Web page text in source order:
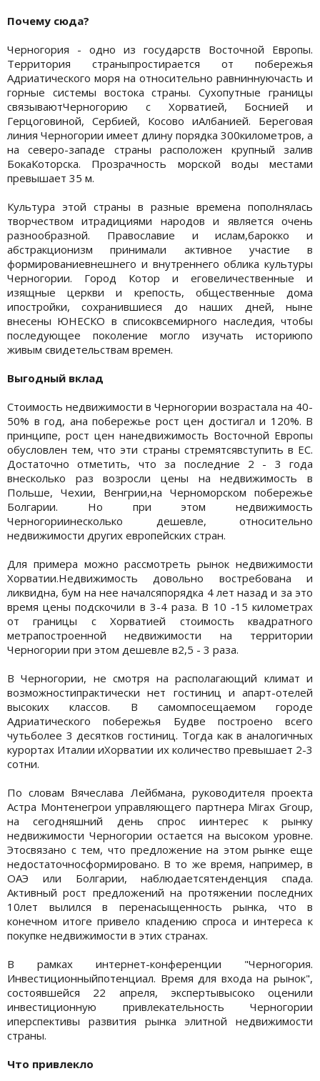
Почему сюда?
Черногория - одно из государств Восточной Европы.
Территория страныпростирается от побережья
Адриатического моря на относительно равниннуючасть и
горные системы востока страны. Сухопутные границы
связываютЧерногорию с Хорватией, Боснией и
Герцоговиной, Сербией, Косово иАлбанией. Береговая
линия Черногории имеет длину порядка 300километров, а
на северо-западе страны расположен крупный залив
БокаКоторска. Прозрачность морской воды местами
превышает 35 м.
Культура этой страны в разные времена пополнялась
творчеством итрадициями народов и является очень
разнообразной. Православие и ислам,барокко и
абстракционизм принимали активное участие в
формированиевнешнего и внутреннего облика культуры
Черногории. Город Котор и еговеличественные и
изящные церкви и крепость, общественные дома
ипостройки, сохранившиеся до наших дней, ныне
внесены ЮНЕСКО в списоквсемирного наследия, чтобы
последующее поколение могло изучать историюпо
живым свидетельствам времен.
Выгодный вклад
Стоимость недвижимости в Черногории возрастала на 40-
50% в год, ана побережье рост цен достигал и 120%. В
принципе, рост цен нанедвижимость Восточной Европы
обусловлен тем, что эти страны стремятсявступить в ЕС.
Достаточно отметить, что за последние 2 - 3 года
внесколько раз возросли цены на недвижимость в
Польше, Чехии, Венгрии,на Черноморском побережье
Болгарии. Но при этом недвижимость
Черногориинесколько дешевле, относительно
недвижимости других европейских стран.
Для примера можно рассмотреть рынок недвижимости
Хорватии.Недвижимость довольно востребована и
ликвидна, бум на нее началсяпорядка 4 лет назад и за это
время цены подскочили в 3-4 раза. В 10 -15 километрах
от границы с Хорватией стоимость квадратного
метрапостроенной недвижимости на территории
Черногории при этом дешевле в2,5 - 3 раза.
В Черногории, не смотря на располагающий климат и
возможностипрактически нет гостиниц и апарт-отелей
высоких классов. В самомпосещаемом городе
Адриатического побережья Будве построено всего
чутьболее 3 десятков гостиниц. Тогда как в аналогичных
курортах Италии иХорватии их количество превышает 2-3
сотни.
По словам Вячеслава Лейбмана, руководителя проекта
Астра Монтенегрои управляющего партнера Mirax Group,
на сегодняшний день спрос иинтерес к рынку
недвижимости Черногории остается на высоком уровне.
Этосвязано с тем, что предложение на этом рынке еще
недостаточносформировано. В то же время, например, в
ОАЭ или Болгарии, наблюдаетсятенденция спада.
Активный рост предложений на протяжении последних
10лет вылился в перенасыщенность рынка, что в
конечном итоге привело кпадению спроса и интереса к
покупке недвижимости в этих странах.
В рамках интернет-конференции "Черногория.
Инвестиционныйпотенциал. Время для входа на рынок",
состоявшейся 22 апреля, экспертывысоко оценили
инвестиционную привлекательность Черногории
иперспективы развития рынка элитной недвижимости
страны.
Что привлекло